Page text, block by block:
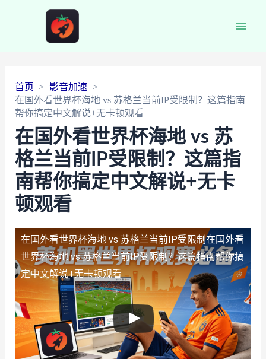
首页
影音加速
在国外看世界杯海地 vs 苏格兰当前IP受限制？这篇指南
帮你搞定中文解说+无卡顿观看
在国外看世界杯海地 vs 苏
格兰当前IP受限制？这篇指
南帮你搞定中文解说+无卡
顿观看
在国外看世界杯海地 vs 苏格兰当前IP受限制在国外看
世界杯海地 vs 苏格兰当前IP受限制？这篇指南帮你搞
定中文解说+无卡顿观看